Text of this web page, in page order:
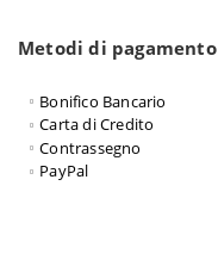
Metodi di pagamento
Bonifico Bancario
Carta di Credito
Contrassegno
PayPal